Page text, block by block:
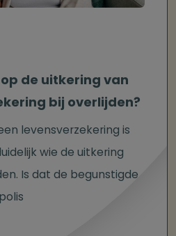
de uitkering van
bij overlijden?
levensverzekering is
wie de uitkering
Is dat de begunstigde